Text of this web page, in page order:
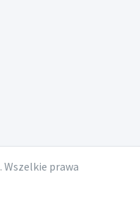
. Wszelkie prawa